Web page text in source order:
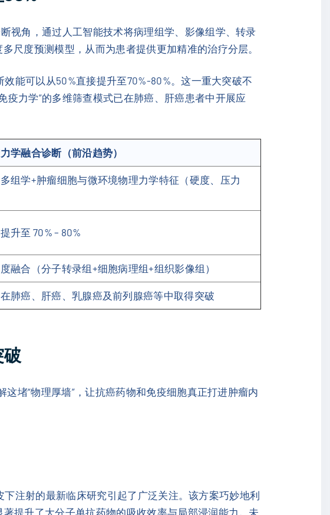
视角，通过人工智能技术将病理组学、影像组学、转录
尺度预测模型，从而为患者提供更加精准的治疗分层。
能可以从50%直接提升至70%-80%。这一重大突破不
力学”的多维筛查模式已在肺癌、肝癌患者中开展应
学融合诊断（前沿趋势）
组学+肿瘤细胞与微环境物理力学特征（硬度、压力
升至 70% – 80%
融合（分子转录组+细胞病理组+组织影像组）
肺癌、肝癌、乳腺癌及前列腺癌等中取得突破
堵“物理厚墙”，让抗癌药物和免疫细胞真正打进肿瘤内
下注射的最新临床研究引起了广泛关注。该方案巧妙地利
提升了大分子单抗药物的吸收效率与局部浸润能力。未